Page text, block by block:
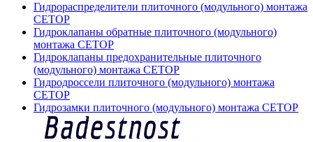
Гидрораспределители плиточного (модульного) монтажа
СЕТОР
Гидроклапаны обратные плиточного (модульного)
монтажа CETOP
Гидроклапаны предохранительные плиточного
(модульного) монтажа CETOP
Гидродроссели плиточного (модульного) монтажа
CETOP
Гидрозамки плиточного (модульного) монтажа CETOP